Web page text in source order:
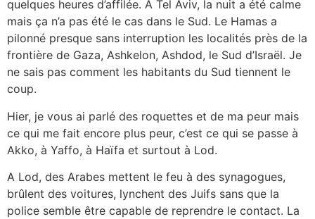
quelques heures d’affilée. A Tel Aviv, la nuit a été calme
mais ça n’a pas été le cas dans le Sud. Le Hamas a
pilonné presque sans interruption les localités près de la
frontière de Gaza, Ashkelon, Ashdod, le Sud d’Israël. Je
ne sais pas comment les habitants du Sud tiennent le
coup.
Hier, je vous ai parlé des roquettes et de ma peur mais
ce qui me fait encore plus peur, c’est ce qui se passe à
Akko, à Yaffo, à Haïfa et surtout à Lod.
A Lod, des Arabes mettent le feu à des synagogues,
brûlent des voitures, lynchent des Juifs sans que la
police semble être capable de reprendre le contact. La